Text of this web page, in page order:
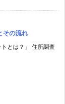
その流れ
トとは？」 住所調査